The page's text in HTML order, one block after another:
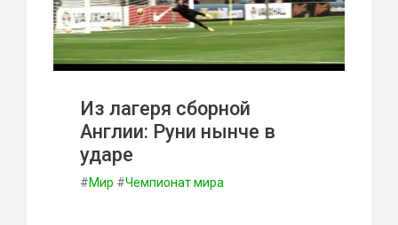
Из лагеря сборной
Англии: Руни нынче в
ударе
#Мир #Чемпионат мира